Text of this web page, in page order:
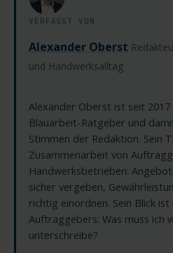
VERFASST VON
Alexander Oberst
und Handwerksalltag
Alexander Oberst ist seit
Blauarbeit-Ratgeber und
Stimmen der Redaktion. Sein
Zusammenarbeit von
Handwerksbetrieben:
sicher vergeben,
richtig einordnen. Sein Blick
Auftraggebers: Was muss ich
unterschreibe?